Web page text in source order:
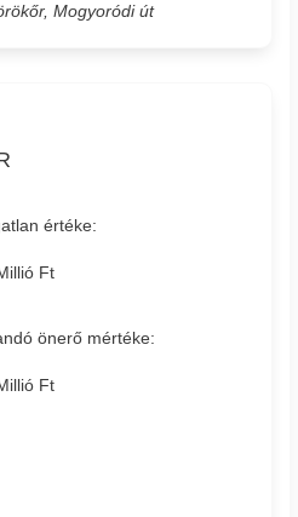
Mogyoródi út
értéke:
Ft
önerő mértéke:
Ft